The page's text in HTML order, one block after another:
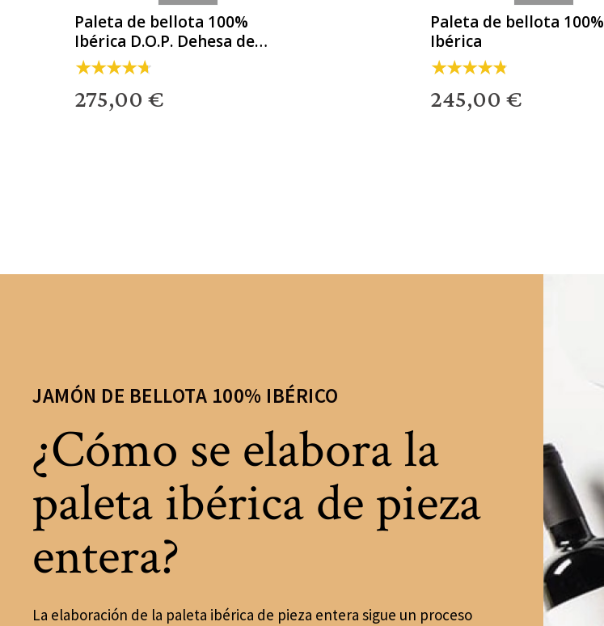
Paleta de bellota 100%
Ibérica D.O.P. Dehesa de
Extremadura
275,00 €
Paleta de bellota 100%
Ibérica
245,00 €
JAMÓN DE BELLOTA 100% IBÉRICO
¿Cómo se elabora la
paleta ibérica de pieza
entera?
La elaboración de la paleta ibérica de pieza entera sigue un proceso